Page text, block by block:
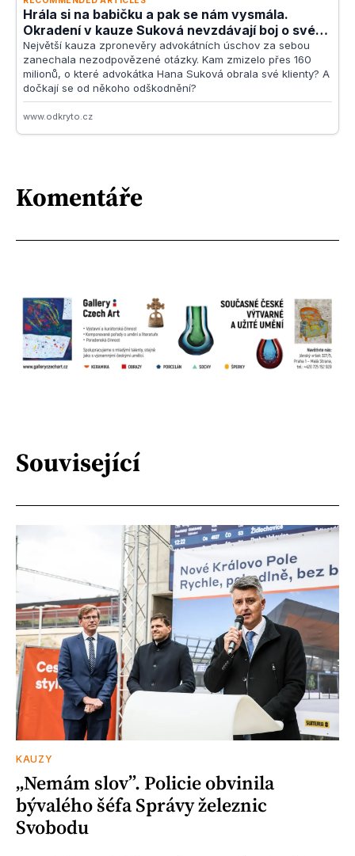
Komentáře
Související
KAUZY
„Nemám slov”. Policie obvinila
bývalého šéfa Správy železnic
Svobodu